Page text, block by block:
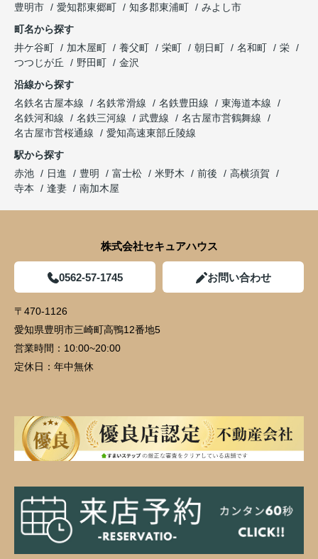
豊明市
愛知郡東郷町 知多郡東浦町
みよし市
町名から探す
井ケ谷町
加木屋町 養父町 栄町 朝日町 名和町
栄
つつじが丘
野田町
金沢
沿線から探す
名鉄名古屋本線
名鉄常滑線 名鉄豊田線
東海道本線
名鉄河和線
名鉄三河線 武豊線
名古屋市営鶴舞線
名古屋市営桜通線
愛知高速東部丘陵線
駅から探す
赤池
日進 豊明 富士松 米野木 前後
高横須賀
寺本
逢妻 南加木屋
株式会社セキュアハウス
0562-57-1745 お問い合わせ
〒470-1126
愛知県豊明市三崎町高鴨12番地5
営業時間： 10:00~20:00
定休日： 年中無休